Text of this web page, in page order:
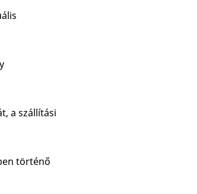
a szállítási
történő